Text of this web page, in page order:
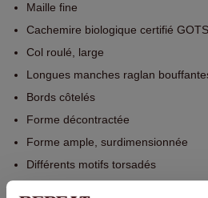
Maille fine
Cachemire biologique certifié GOTS
Col roulé, large
Longues manches raglan
Bords côtelés
Forme décontractée
Forme ample, surdimensionnée
Différents motifs torsadés